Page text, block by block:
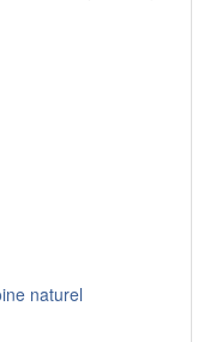
naturel